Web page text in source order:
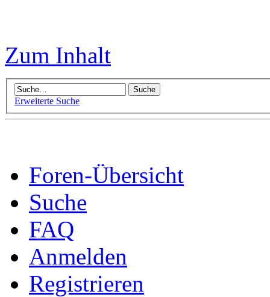
Zum Inhalt
Erweiterte Suche
Foren-Übersicht
Suche
FAQ
Anmelden
Registrieren